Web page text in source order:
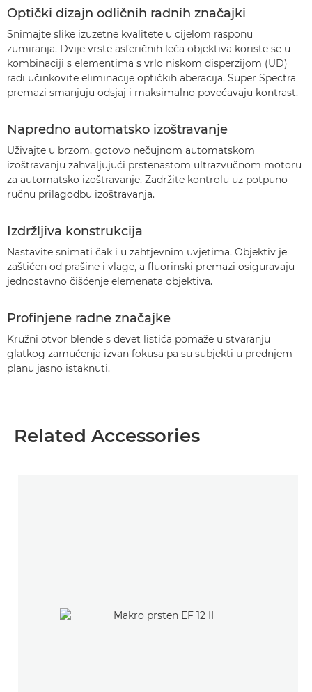
Optički dizajn odličnih radnih značajki
Snimajte slike izuzetne kvalitete u cijelom rasponu
zumiranja. Dvije vrste asferičnih leća objektiva koriste se u
kombinaciji s elementima s vrlo niskom disperzijom (UD)
radi učinkovite eliminacije optičkih aberacija. Super Spectra
premazi smanjuju odsjaj i maksimalno povećavaju kontrast.
Napredno automatsko izoštravanje
Uživajte u brzom, gotovo nečujnom automatskom
izoštravanju zahvaljujući prstenastom ultrazvučnom motoru
za automatsko izoštravanje. Zadržite kontrolu uz potpuno
ručnu prilagodbu izoštravanja.
Izdržljiva konstrukcija
Nastavite snimati čak i u zahtjevnim uvjetima. Objektiv je
zaštićen od prašine i vlage, a fluorinski premazi osiguravaju
jednostavno čišćenje elemenata objektiva.
Profinjene radne značajke
Kružni otvor blende s devet listića pomaže u stvaranju
glatkog zamućenja izvan fokusa pa su subjekti u prednjem
planu jasno istaknuti.
Related Accessories